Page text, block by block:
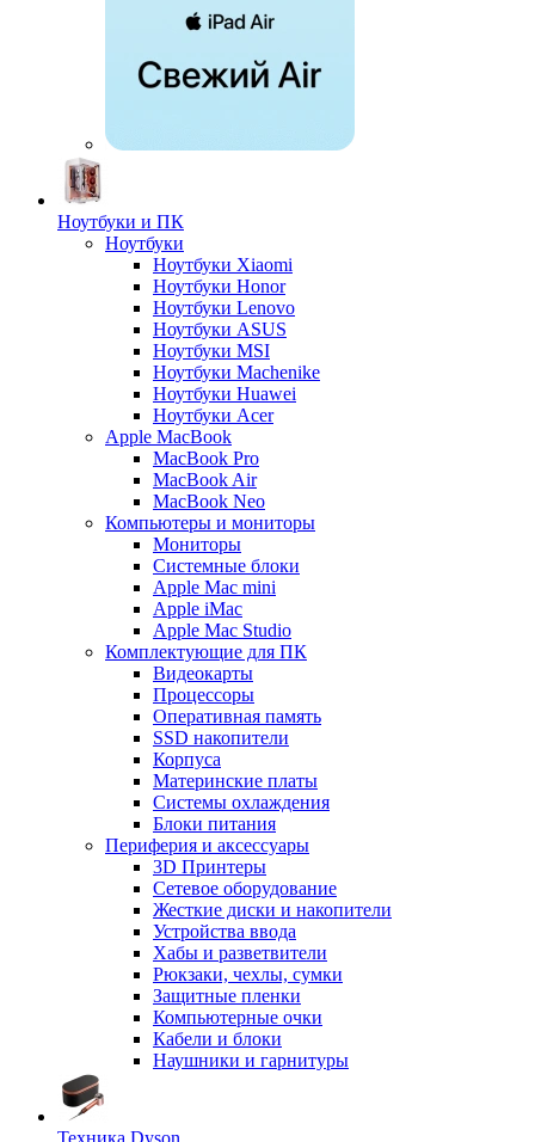
Ноутбуки и ПК
Ноутбуки
Ноутбуки Xiaomi
Ноутбуки Honor
Ноутбуки Lenovo
Ноутбуки ASUS
Ноутбуки MSI
Ноутбуки Machenike
Ноутбуки Huawei
Ноутбуки Acer
Apple MacBook
MacBook Pro
MacBook Air
MacBook Neo
Компьютеры и мониторы
Мониторы
Системные блоки
Apple Mac mini
Apple iMac
Apple Mac Studio
Комплектующие для ПК
Видеокарты
Процессоры
Оперативная память
SSD накопители
Корпуса
Материнские платы
Системы охлаждения
Блоки питания
Периферия и аксессуары
3D Принтеры
Сетевое оборудование
Жесткие диски и накопители
Устройства ввода
Хабы и разветвители
Рюкзаки, чехлы, сумки
Защитные пленки
Компьютерные очки
Кабели и блоки
Наушники и гарнитуры
Техника Dyson